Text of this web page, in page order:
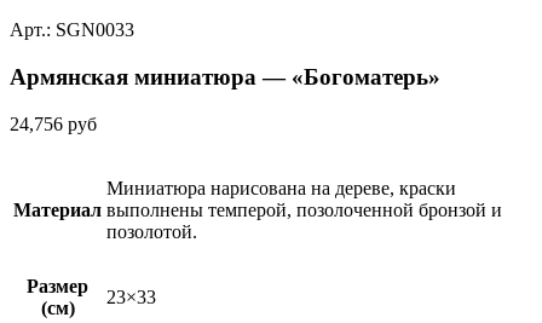
Арт.: SGN0033
Армянская миниатюра — «Богоматерь»
24,756 руб
Материал
Миниатюра нарисована на дереве, краски
выполнены темперой, позолоченной бронзой и
позолотой.
Размер
(см)
23×33